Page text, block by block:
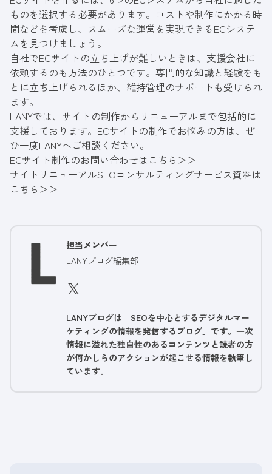
ものを選択する必要があります。コストや制作にかかる時
間などを考慮し、スムーズな運営を実現できるECシステ
ムを見つけましょう。
自社でECサイトの立ち上げが難しいときは、支援会社に
依頼するのも方法のひとつです。専門的な知識と経験をも
とに立ち上げられるほか、維持管理のサポートも受けられ
ます。
LANYでは、サイトの制作からリニューアルまで包括的に
支援しております。ECサイトの制作でお悩みの方は、ぜ
ひ一度LANYへご相談ください。
ECサイト制作のお問い合わせはこちら＞＞
サイトリニューアルSEOコンサルティングサービス資料は
こちら＞＞
担当メンバー
LANYブログ編集部
LANYブログは「SEOを中心とするデジタルマー
ケティングの情報を発信するブログ」です。一次
情報に溢れた独自性のあるコンテンツと読者の方
が何かしらのアクションが起こせる情報を執筆し
ています。